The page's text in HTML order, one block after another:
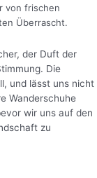
von frischen
Überrascht.
der Duft der
Die
und lässt uns nicht
Wanderschuhe
wir uns auf den
zu